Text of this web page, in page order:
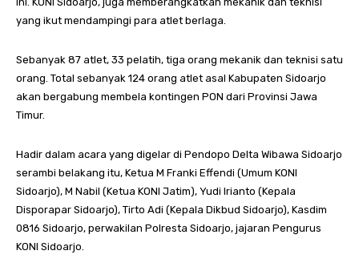
yang ikut mendampingi para atlet berlaga.
Sebanyak 87 atlet, 33 pelatih, tiga orang mekanik dan teknisi satu
orang. Total sebanyak 124 orang atlet asal Kabupaten Sidoarjo
akan bergabung membela kontingen PON dari Provinsi Jawa
Timur.
Hadir dalam acara yang digelar di Pendopo Delta Wibawa Sidoarjo
serambi belakang itu, Ketua M Franki Effendi (Umum KONI
Sidoarjo), M Nabil (Ketua KONI Jatim), Yudi Irianto (Kepala
Disporapar Sidoarjo), Tirto Adi (Kepala Dikbud Sidoarjo), Kasdim
0816 Sidoarjo, perwakilan Polresta Sidoarjo, jajaran Pengurus
KONI Sidoarjo.